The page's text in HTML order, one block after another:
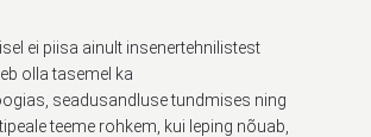
ei piisa ainult insenertehnilistest
olla tasemel ka
seadusandluse tundmises ning
teeme rohkem, kui leping nõuab,